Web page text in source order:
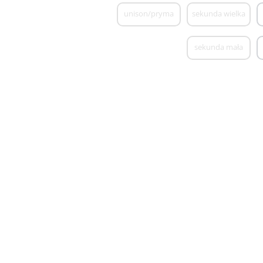
unison/pryma
sekunda mała
sekunda wielka